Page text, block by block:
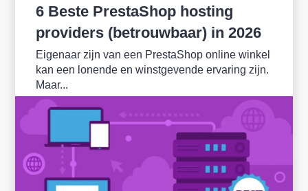
6 Beste PrestaShop hosting
providers (betrouwbaar) in 2026
Eigenaar zijn van een PrestaShop online winkel
kan een lonende en winstgevende ervaring zijn.
Maar...